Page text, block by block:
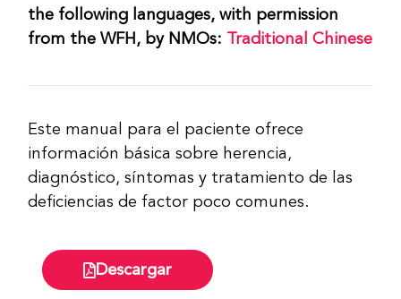
Descargar
the following languages, with permission
from the WFH, by NMOs: Traditional Chinese
Este manual para el paciente ofrece
información básica sobre herencia,
diagnóstico, síntomas y tratamiento de las
deficiencias de factor poco comunes.